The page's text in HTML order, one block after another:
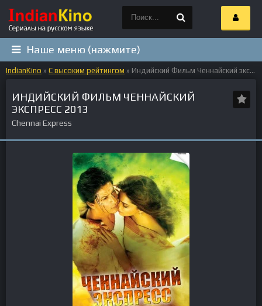
Наше меню (нажмите)
IndianKino » С высоким рейтингом » Индийский Фильм Ченнайский экспресс 2013
ИНДИЙСКИЙ ФИЛЬМ ЧЕННАЙСКИЙ
ЭКСПРЕСС 2013
Chennai Express